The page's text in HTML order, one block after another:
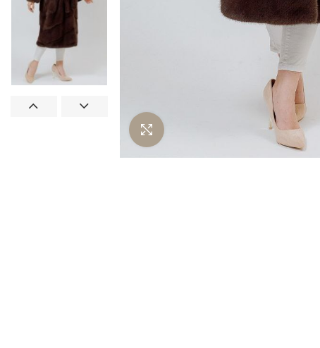
Нажмите чтобы увеличить